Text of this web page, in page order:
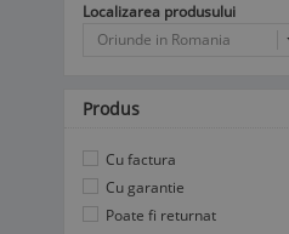
Localizarea produsului
Oriunde in Romania
Produs
Cu factura
Cu garantie
Poate fi returnat